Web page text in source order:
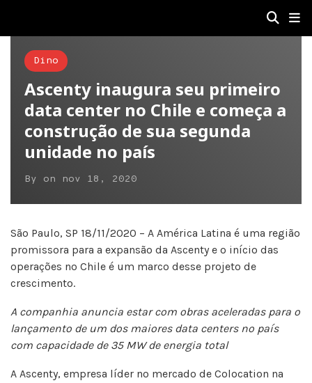
Dino
Ascenty inaugura seu primeiro
data center no Chile e começa a
construção de sua segunda
unidade no país
By on nov 18, 2020
São Paulo, SP 18/11/2020 – A América Latina é uma região
promissora para a expansão da Ascenty e o início das
operações no Chile é um marco desse projeto de
crescimento.
A companhia anuncia estar com obras aceleradas para o
lançamento de um dos maiores data centers no país
com capacidade de 35 MW de energia total
A Ascenty, empresa líder no mercado de Colocation na